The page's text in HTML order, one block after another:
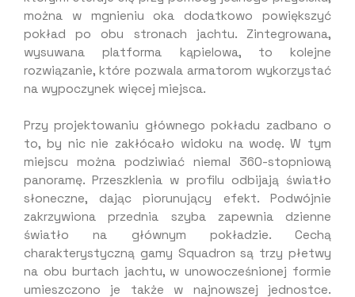
można w mgnieniu oka dodatkowo powiększyć
pokład po obu stronach jachtu. Zintegrowana,
wysuwana platforma kąpielowa, to kolejne
rozwiązanie, które pozwala armatorom wykorzystać
na wypoczynek więcej miejsca.
Przy projektowaniu głównego pokładu zadbano o
to, by nic nie zakłócało widoku na wodę. W tym
miejscu można podziwiać niemal 360-stopniową
panoramę. Przeszklenia w profilu odbijają światło
słoneczne, dając piorunujący efekt. Podwójnie
zakrzywiona przednia szyba zapewnia dzienne
światło na głównym pokładzie. Cechą
charakterystyczną gamy Squadron są trzy płetwy
na obu burtach jachtu, w unowocześnionej formie
umieszczono je także w najnowszej jednostce.